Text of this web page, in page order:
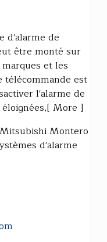
d'alarme de
être monté sur
et les
télécommande est
l'alarme de
More ]
Montero
d'alarme